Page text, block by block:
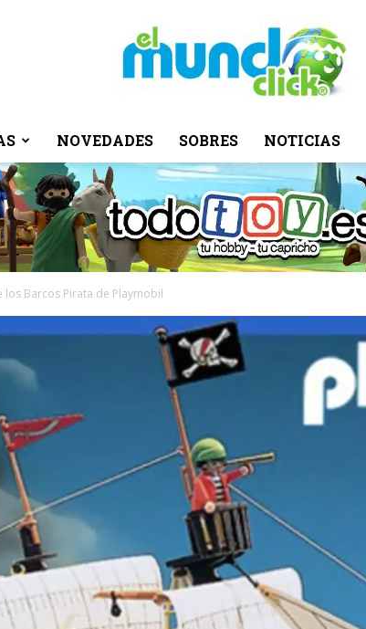
El
NOVEDADES SOBRES NOTICIAS
los Barcos Pirata de Playmobil